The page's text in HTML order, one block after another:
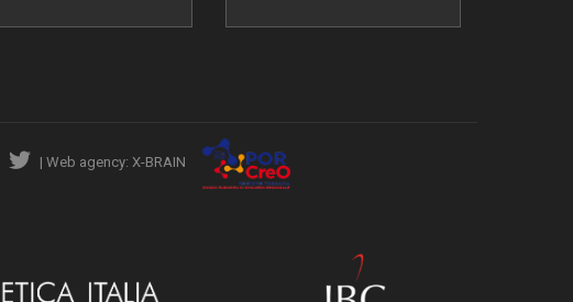
| Web agency: X-BRAIN